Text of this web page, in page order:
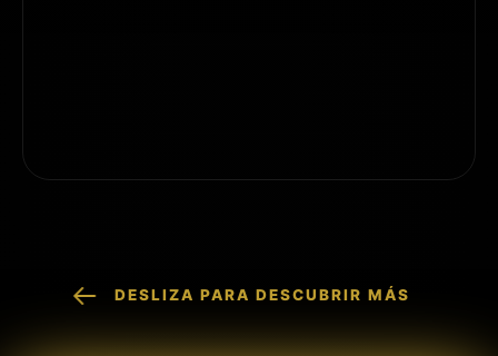
DESLIZA PARA DESCUBRIR MÁS